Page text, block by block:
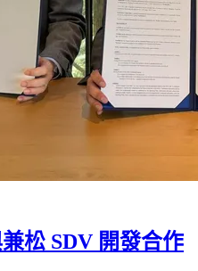
松 SDV 開發合作